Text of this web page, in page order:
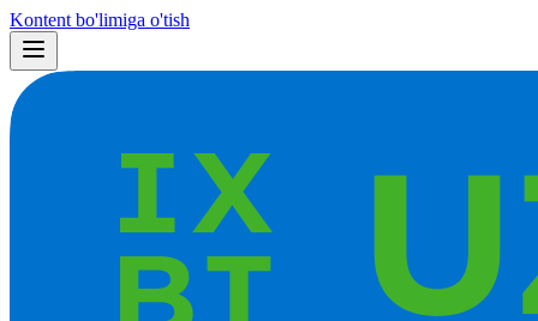
Kontent bo'limiga o'tish